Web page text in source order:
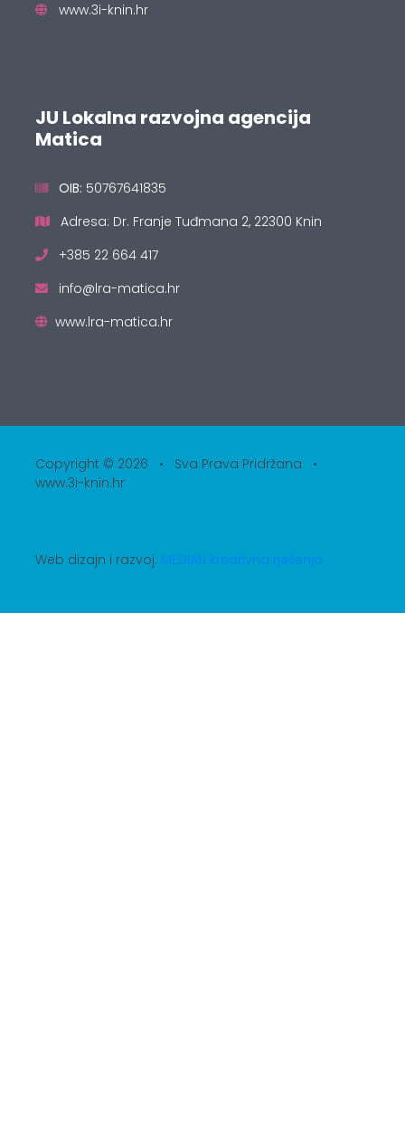
www.3i-knin.hr
JU Lokalna razvojna agencija
Matica
OIB: 50767641835
Adresa: Dr. Franje Tuđmana 2, 22300 Knin
+385 22 664 417
info@lra-matica.hr
www.lra-matica.hr
Copyright © 2026 • Sva Prava Pridržana •
www.3i-knin.hr
Web dizajn i razvoj: MEDIAN kreativna rješenja